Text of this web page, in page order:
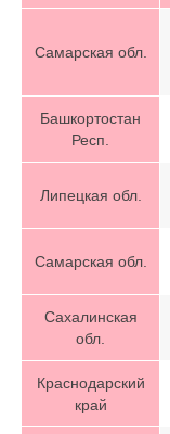
Самарская обл.
Башкортостан
Респ.
Липецкая обл.
Самарская обл.
Сахалинская
обл.
Краснодарский
край